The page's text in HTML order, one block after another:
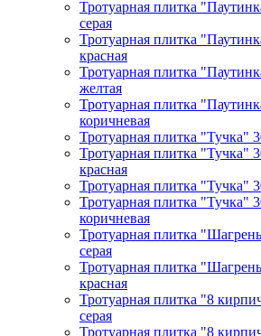
Тротуарная плитка
серая
Тротуарная плитка
красная
Тротуарная плитка
желтая
Тротуарная плитка
коричневая
Тротуарная плитка "Тучка"
Тротуарная плитка "Тучка"
красная
Тротуарная плитка "Тучка"
Тротуарная плитка "Тучка"
коричневая
Тротуарная плитка
серая
Тротуарная плитка
красная
Тротуарная плитка "8
серая
Тротуарная плитка "8